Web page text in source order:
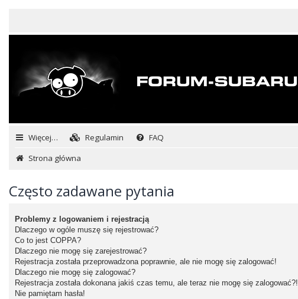
Więcej… Regulamin FAQ
Strona główna
Często zadawane pytania
Problemy z logowaniem i rejestracją
Dlaczego w ogóle muszę się rejestrować?
Co to jest COPPA?
Dlaczego nie mogę się zarejestrować?
Rejestracja została przeprowadzona poprawnie, ale nie mogę się zalogować!
Dlaczego nie mogę się zalogować?
Rejestracja została dokonana jakiś czas temu, ale teraz nie mogę się zalogować?!
Nie pamiętam hasła!